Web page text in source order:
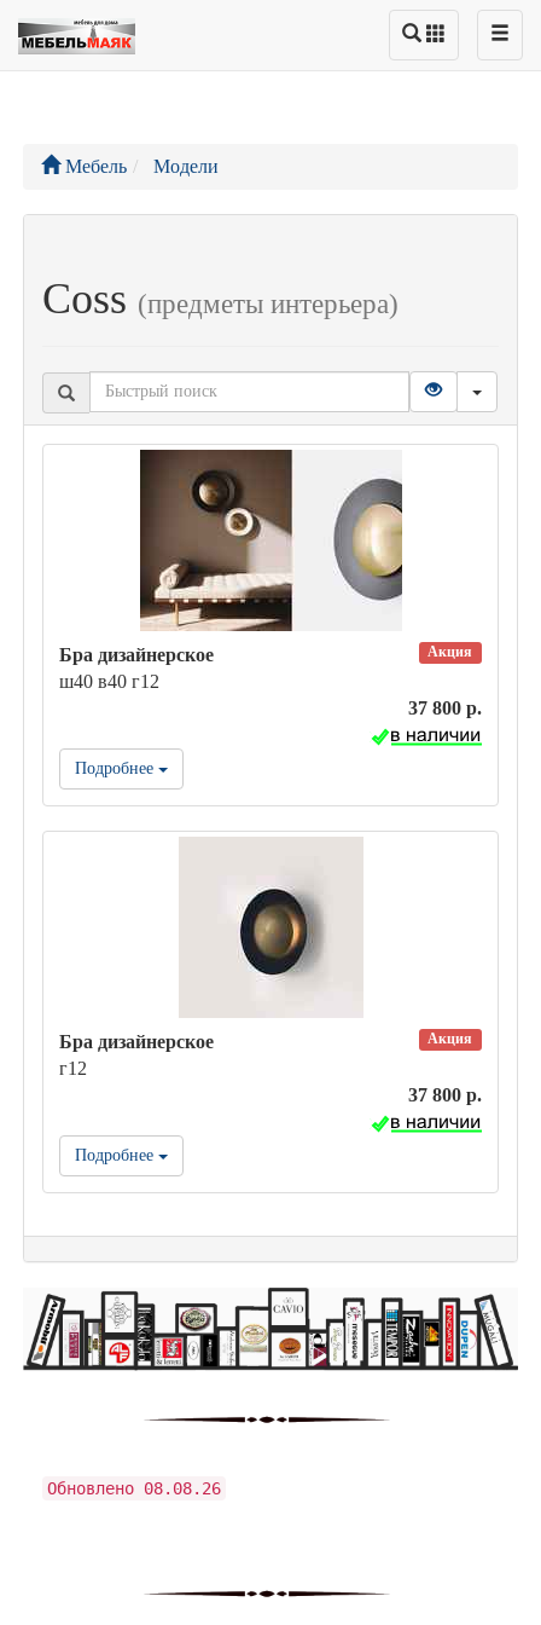
Мебель Модели
Coss (предметы интерьера)
Акция
Бра дизайнерское
ш40 в40 г12
37 800 р.
Подробнее
Акция
Бра дизайнерское
г12
37 800 р.
Подробнее
Обновлено 08.08.26